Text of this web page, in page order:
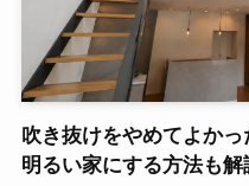
吹き抜けをやめてよか
明るい家にする方法も解